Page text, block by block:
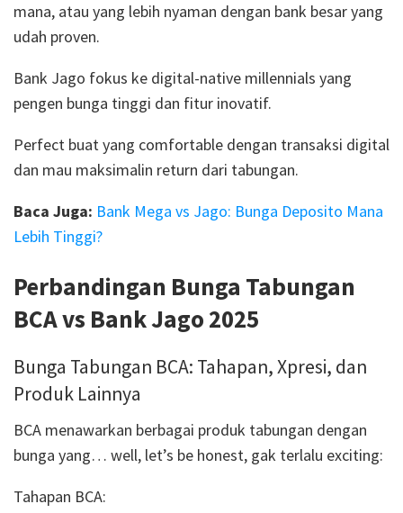
mana, atau yang lebih nyaman dengan bank besar yang
udah proven.
Bank Jago fokus ke digital-native millennials yang
pengen bunga tinggi dan fitur inovatif.
Perfect buat yang comfortable dengan transaksi digital
dan mau maksimalin return dari tabungan.
Baca Juga: Bank Mega vs Jago: Bunga Deposito Mana
Lebih Tinggi?
Perbandingan Bunga Tabungan
BCA vs Bank Jago 2025
Bunga Tabungan BCA: Tahapan, Xpresi, dan
Produk Lainnya
BCA menawarkan berbagai produk tabungan dengan
bunga yang… well, let’s be honest, gak terlalu exciting:
Tahapan BCA: